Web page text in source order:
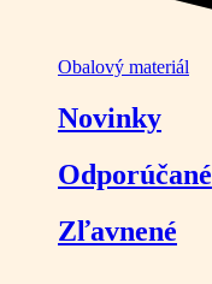
Obalový materiál
Novinky
Odporúčané
Zľavnené